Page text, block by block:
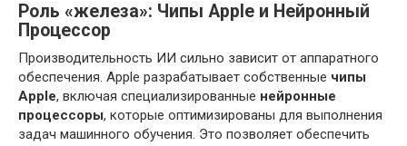
Роль «железа»: Чипы Apple и Нейронный
Процессор
Производительность ИИ сильно зависит от аппаратного
обеспечения. Apple разрабатывает собственные чипы
Apple, включая специализированные нейронные
процессоры, которые оптимизированы для выполнения
задач машинного обучения. Это позволяет обеспечить